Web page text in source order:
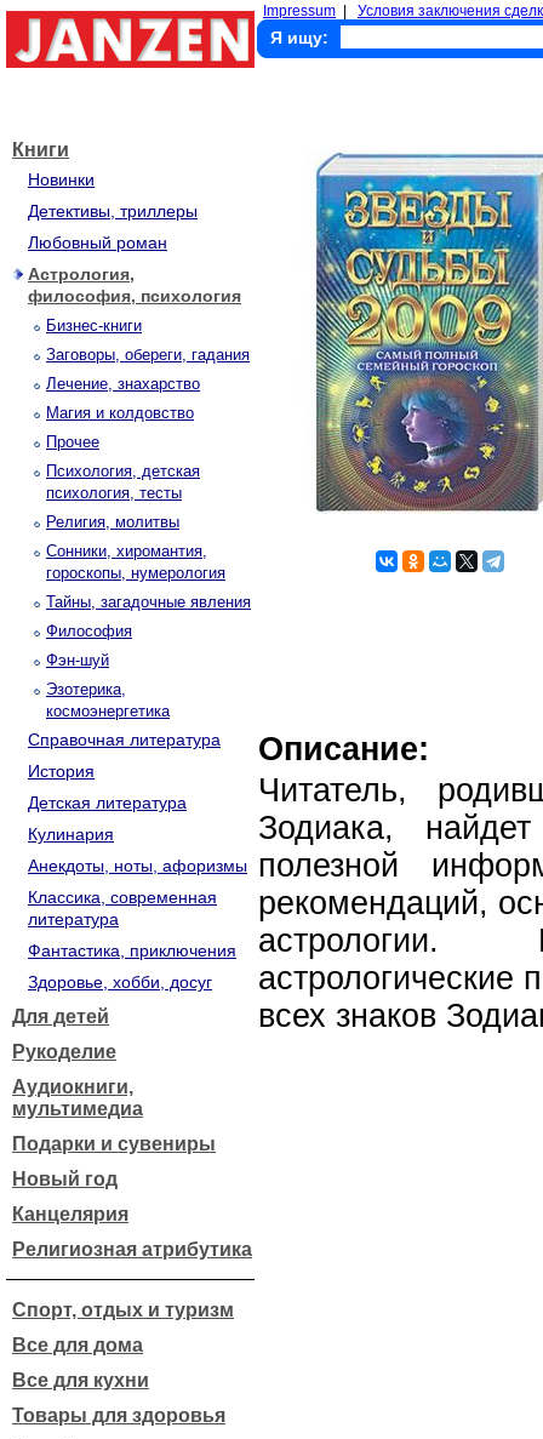
Impressum Условия заключения
Я ищу:
Книги
Новинки
Детективы, триллеры
Любовный роман
Астрология,
философия, психология
Бизнес-книги
Заговоры, обереги, гадания
Лечение, знахарство
Магия и колдовство
Прочее
Психология, детская
психология, тесты
Религия, молитвы
Сонники, хиромантия,
гороскопы, нумерология
Тайны, загадочные явления
Философия
Фэн-шуй
Эзотерика,
космоэнергетика
Справочная литература
История
Детская литература
Кулинария
Анекдоты, ноты, афоризмы
Классика, современная
литература
Фантастика, приключения
Здоровье, хобби, досуг
Для детей
Рукоделие
Аудиокниги,
мультимедиа
Подарки и сувениры
Новый год
Канцелярия
Религиозная атрибутика
Спорт, отдых и туризм
Все для дома
Все для кухни
Товары для здоровья
Описание:
Читатель,
Зодиака,
полезной
рекомендаций,
астрологии.
астрологические
всех знаков